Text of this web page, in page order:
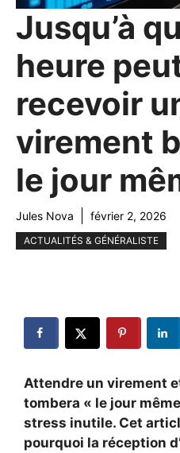
Jusqu’à
heure
recevoir
virement
le jour
Jules Nova février 2, 2026
ACTUALITÉS & GÉNÉRALISTE
Attendre un virement
tombera « le jour
stress inutile. Cet
pourquoi la réception